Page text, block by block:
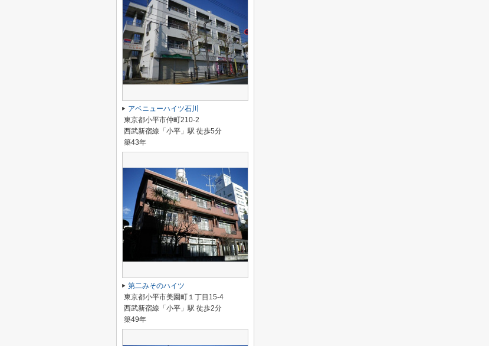
アベニューハイツ石川
東京都小平市仲町210-2
西武新宿線「小平」駅 徒歩5分
築43年
第二みそのハイツ
東京都小平市美園町１丁目15-4
西武新宿線「小平」駅 徒歩2分
築49年